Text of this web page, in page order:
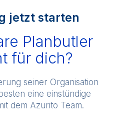
jetzt starten
Planbutler
für dich?
seiner Organisation
eine einstündige
dem Azurito Team.